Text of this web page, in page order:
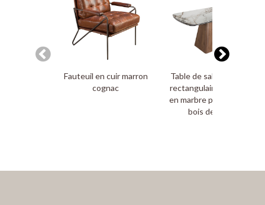
Fauteuil en cuir marron
cognac
Table de salle à manger
rectangulaire à rallonge
en marbre porcelaine et
bois de noyer